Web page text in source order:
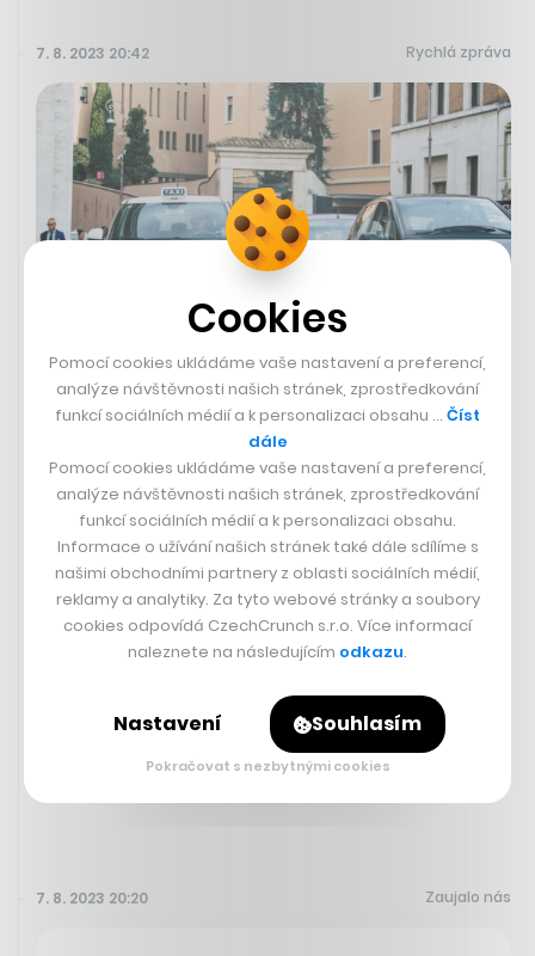
7. 8. 2023 20:42 Rychlá zpráva
Itálie chce snížit četné nehody.
Opilé z diskotéky odveze zdarma
taxíkem
Italský ministr dopravy Matteo Salvini oznámil, že v
zemi bude do poloviny září probíhat pilotní program, v
rámci kterého budou návštěvníkům šesti oblíbených
nočních klubů po celé Itálii ve snaze omezit nešvar řízení
pod vlivem alkoholu a omezit smrtelné nehody
nabídnuty bezplatné jízdy taxíkem. Stačí, když nadýchají
více promile, než je povolený limit k řízení. Financování
zajišťuje ministerstvo dopravy. Letos už na italských
silnicích zemřelo jen o víkendech 759 lidí.
7. 8. 2023 20:20 Zaujalo nás
Cookies
Pomocí cookies ukládáme vaše nastavení a preferencí,
analýze návštěvnosti našich stránek, zprostředkování
funkcí sociálních médií a k personalizaci obsahu … Číst
dále
Pomocí cookies ukládáme vaše nastavení a preferencí,
analýze návštěvnosti našich stránek, zprostředkování
funkcí sociálních médií a k personalizaci obsahu.
Informace o užívání našich stránek také dále sdílíme s
našimi obchodními partnery z oblasti sociálních médií,
reklamy a analytiky. Za tyto webové stránky a soubory
cookies odpovídá CzechCrunch s.r.o. Více informací
naleznete na následujícím odkazu.
Nastavení Souhlasím
Pokračovat s nezbytnými cookies